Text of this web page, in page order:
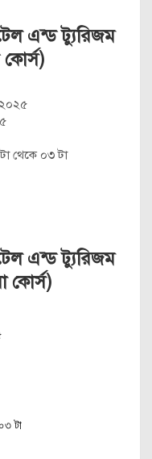
এন্ড ট্যুরিজম
কোর্স)
২০২৫
থেকে ০৩ টা
এন্ড ট্যুরিজম
কোর্স)
টা